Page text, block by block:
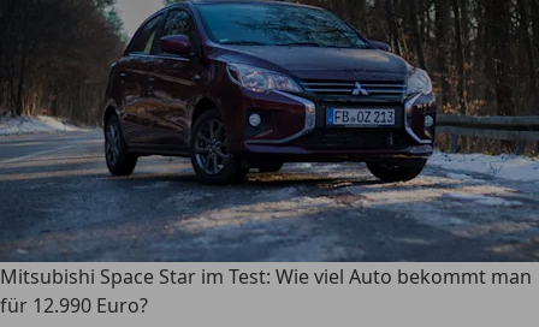
Mitsubishi Space Star im Test: Wie viel Auto bekommt man
für 12.990 Euro?